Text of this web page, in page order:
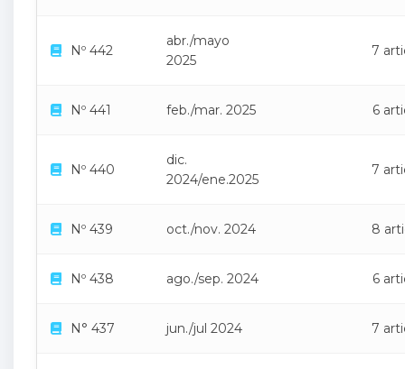
Nº 442
abr./mayo
2025
7
Nº 441 feb./mar. 2025 6
Nº 440
dic.
2024/ene.2025
7
Nº 439 oct./nov. 2024 8
Nº 438 ago./sep. 2024 6
N° 437 jun./jul 2024 7